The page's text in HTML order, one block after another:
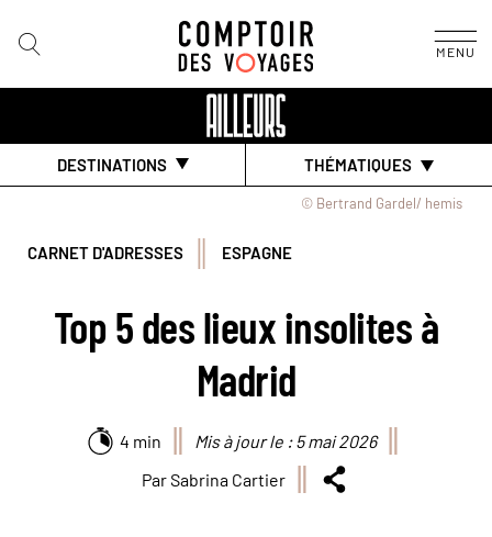
MENU
DESTINATIONS THÉMATIQUES
© Bertrand Gardel/ hemis
CARNET D'ADRESSES ESPAGNE
Top 5 des lieux insolites à
Madrid
4 min
Mis à jour le : 5 mai 2026
Par Sabrina Cartier